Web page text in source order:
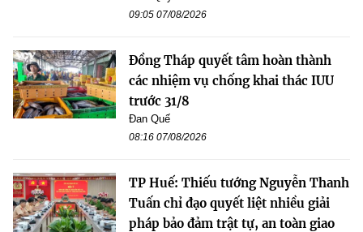
09:05 07/08/2026
Đồng Tháp quyết tâm hoàn thành
các nhiệm vụ chống khai thác IUU
trước 31/8
Đan Quế
08:16 07/08/2026
TP Huế: Thiếu tướng Nguyễn Thanh
Tuấn chỉ đạo quyết liệt nhiều giải
pháp bảo đảm trật tự, an toàn giao